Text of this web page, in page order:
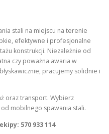
stali na miejscu na terenie
efektywne i profesjonalne
konstrukcji. Niezależnie od
czy poważna awaria w
pracujemy solidnie i
oraz transport. Wybierz
mobilnego spawania stali.
570 933 114